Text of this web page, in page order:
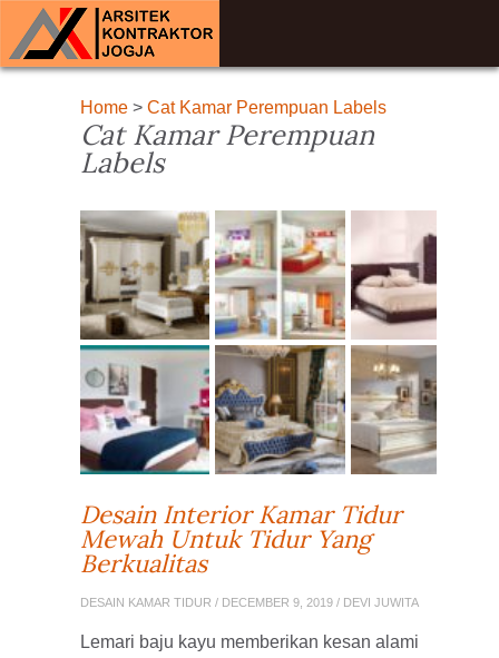
Home> Cat Kamar Perempuan Labels
Cat Kamar Perempuan
Labels
Desain Interior Kamar Tidur
Mewah Untuk Tidur Yang
Berkualitas
DESAIN KAMAR TIDUR / DECEMBER 9, 2019 / DEVI JUWITA
Lemari baju kayu memberikan kesan alami